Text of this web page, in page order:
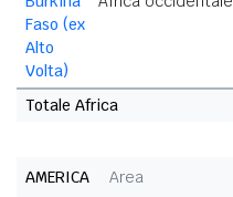
Faso (ex
Alto
Volta)
Totale Africa
AMERICA Area